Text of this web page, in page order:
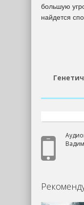
большую
найдется